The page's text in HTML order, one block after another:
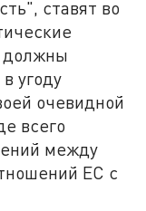
ставят во
должны
угоду
очевидной
всего
между
ЕС с